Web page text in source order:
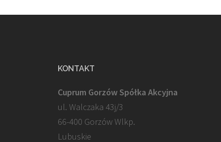
KONTAKT
Cuprum Gorzów Spółka Akcyjna
ul. Walczaka 43j/3
66-400 Gorzów Wlkp.
Lubuskie